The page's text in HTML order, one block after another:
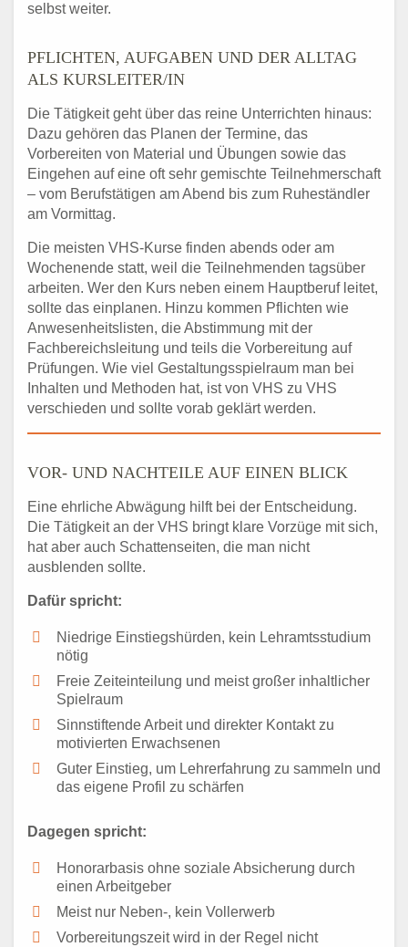
selbst weiter.
PFLICHTEN, AUFGABEN UND DER ALLTAG
ALS KURSLEITER/IN
Die Tätigkeit geht über das reine Unterrichten hinaus:
Dazu gehören das Planen der Termine, das
Vorbereiten von Material und Übungen sowie das
Eingehen auf eine oft sehr gemischte Teilnehmerschaft
– vom Berufstätigen am Abend bis zum Ruheständler
am Vormittag.
Die meisten VHS-Kurse finden abends oder am
Wochenende statt, weil die Teilnehmenden tagsüber
arbeiten. Wer den Kurs neben einem Hauptberuf leitet,
sollte das einplanen. Hinzu kommen Pflichten wie
Anwesenheitslisten, die Abstimmung mit der
Fachbereichsleitung und teils die Vorbereitung auf
Prüfungen. Wie viel Gestaltungsspielraum man bei
Inhalten und Methoden hat, ist von VHS zu VHS
verschieden und sollte vorab geklärt werden.
VOR- UND NACHTEILE AUF EINEN BLICK
Eine ehrliche Abwägung hilft bei der Entscheidung.
Die Tätigkeit an der VHS bringt klare Vorzüge mit sich,
hat aber auch Schattenseiten, die man nicht
ausblenden sollte.
Dafür spricht:
Niedrige Einstiegshürden, kein Lehramtsstudium
nötig
Freie Zeiteinteilung und meist großer inhaltlicher
Spielraum
Sinnstiftende Arbeit und direkter Kontakt zu
motivierten Erwachsenen
Guter Einstieg, um Lehrerfahrung zu sammeln und
das eigene Profil zu schärfen
Dagegen spricht:
Honorarbasis ohne soziale Absicherung durch
einen Arbeitgeber
Meist nur Neben-, kein Vollerwerb
Vorbereitungszeit wird in der Regel nicht